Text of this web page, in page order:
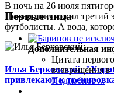
В ночь на 26 июля
Пожар уничтожил третий
футболисты. А вода,
Илья Берковский:
привлекают к
Первые лица
Дополнительная
Цитата
возвращения
Подробнее ...